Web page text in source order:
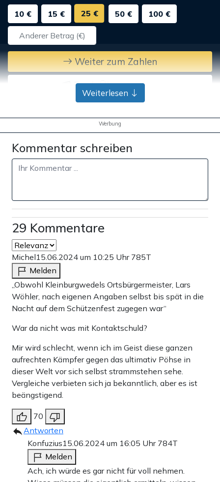
10 €
15 € 25 € 50 € 100 €
Weiter zum Zahlen
Bank-Überweisung
Weiterlesen
Werbung
Kommentar schreiben
29 Kommentare
Michel15.06.2024 um 10:25 Uhr 785T
Melden
„Obwohl Kleinburgwedels Ortsbürgermeister, Lars
Wöhler, nach eigenen Angaben selbst bis spät in die
Nacht auf dem Schützenfest zugegen war“
War da nicht was mit Kontaktschuld?
Mir wird schlecht, wenn ich im Geist diese ganzen
aufrechten Kämpfer gegen das ultimativ Pöhse in
dieser Welt vor sich selbst strammstehen sehe.
Vergleiche verbieten sich ja bekanntlich, aber es ist
beängstigend.
70
Antworten
Konfuzius15.06.2024 um 16:05 Uhr 784T
Melden
Ach, ich würde es gar nicht für voll nehmen.